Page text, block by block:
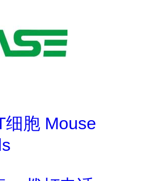
胞 Mouse